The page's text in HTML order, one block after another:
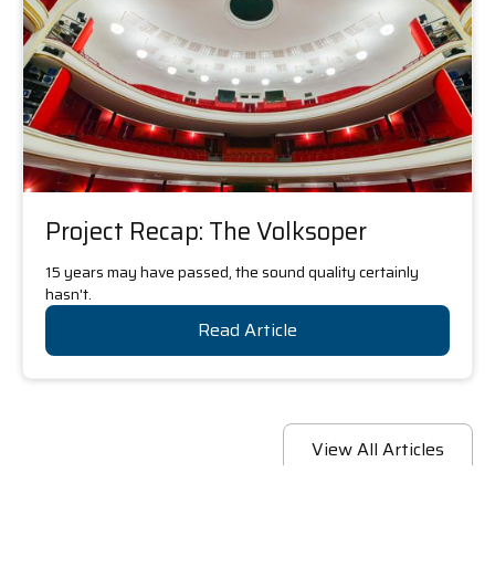
Project Recap: The Volksoper
15 years may have passed, the sound quality certainly
hasn't.
Read Article
View All Articles